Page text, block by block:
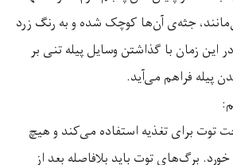
جثه‌ی آن‌ها کوچک شده و به رنگ زرد
این زمان با گذاشتن وسایل پیله تنی بر
پیله فراهم می‌آید.
:
توت برای تغذیه استفاده می‌کند و هیچ
برگ‌های توت باید بلافاصله بعد از